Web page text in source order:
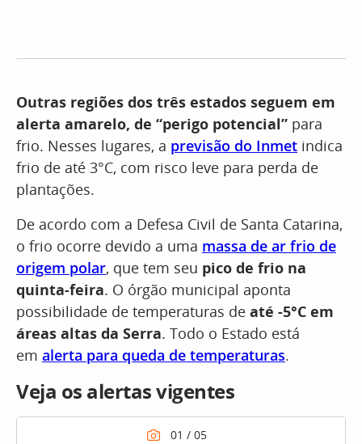
Outras regiões dos três estados seguem em
alerta amarelo, de “perigo potencial” para
frio. Nesses lugares, a previsão do Inmet indica
frio de até 3°C, com risco leve para perda de
plantações.
De acordo com a Defesa Civil de Santa Catarina,
o frio ocorre devido a uma massa de ar frio de
origem polar, que tem seu pico de frio na
quinta-feira. O órgão municipal aponta
possibilidade de temperaturas de até -5°C em
áreas altas da Serra. Todo o Estado está
em alerta para queda de temperaturas.
Veja os alertas vigentes